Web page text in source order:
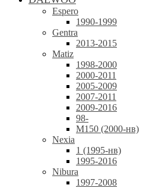
Espero
1990-1999
Gentra
2013-2015
Matiz
1998-2000
2000-2011
2005-2009
2007-2011
2009-2016
98-
М150 (2000-нв)
Nexia
1 (1995-нв)
1995-2016
Nibura
1997-2008